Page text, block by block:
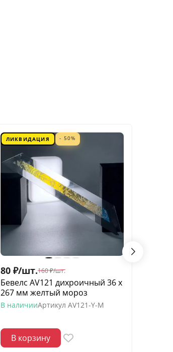
ЛИКВИДАЦИЯ - 50%
80 ₽/шт.160 ₽/шт.
Бевелс AV121 дихроичный 36 х
267 мм желтый мороз
В наличииАртикул AV121-Y-M
В корзину